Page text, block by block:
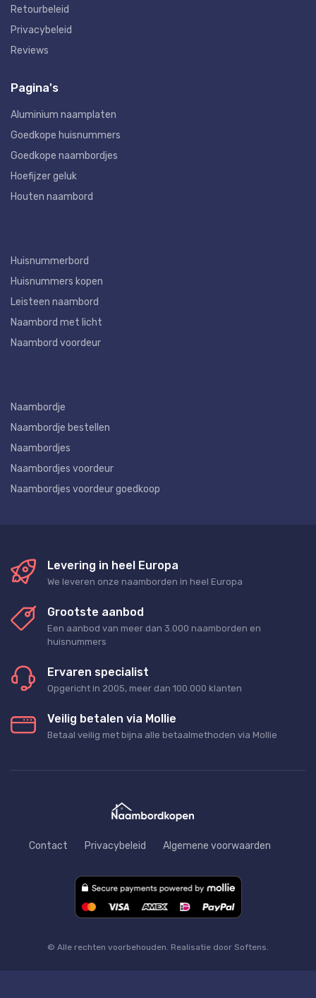
Retourbeleid
Privacybeleid
Reviews
Pagina's
Aluminium naamplaten
Goedkope huisnummers
Goedkope naambordjes
Hoefijzer geluk
Houten naambord
Huisnummerbord
Huisnummers kopen
Leisteen naambord
Naambord met licht
Naambord voordeur
Naambordje
Naambordje bestellen
Naambordjes
Naambordjes voordeur
Naambordjes voordeur goedkoop
Levering in heel Europa
We leveren onze naamborden in heel Europa
Grootste aanbod
Een aanbod van meer dan 3.000 naamborden en
huisnummers
Ervaren specialist
Opgericht in 2005, meer dan 100.000 klanten
Veilig betalen via Mollie
Betaal veilig met bijna alle betaalmethoden via Mollie
Contact Privacybeleid Algemene voorwaarden
© Alle rechten voorbehouden. Realisatie door Softens.